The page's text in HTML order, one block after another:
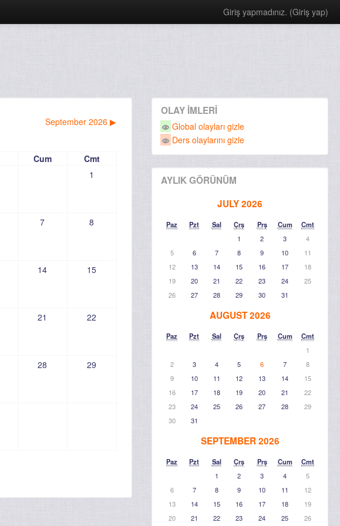
Giriş yapmadınız. (Giriş yap)
September 2026 ▶
Cum
Cmt
1
7 8
14 15
21 22
28 29
OLAY IMLERI
Global olayları gizle
Ders olaylarını gizle
AYLIK GÖRÜNÜM
JULY 2026
Paz Pzt Sal Çrş Prş Cum
Cmt
1
2 3
4
5
6 7 8 9 10
11
12
13 14 15 16 17
18
19
20 21 22 23 24
25
26
27 28 29 30 31
AUGUST 2026
Paz Pzt Sal Çrş Prş Cum
Cmt
1
2
3 4 5 6 7
8
9
10 11 12 13 14
15
16
17 18 19 20 21
22
23
24 25 26 27 28
29
30
31
SEPTEMBER 2026
Paz Pzt Sal Çrş Prş Cum
Cmt
1
2 3 4
5
6
7 8 9 10 11
12
13
14 15 16 17 18
19
20
21 22 23 24 25 26